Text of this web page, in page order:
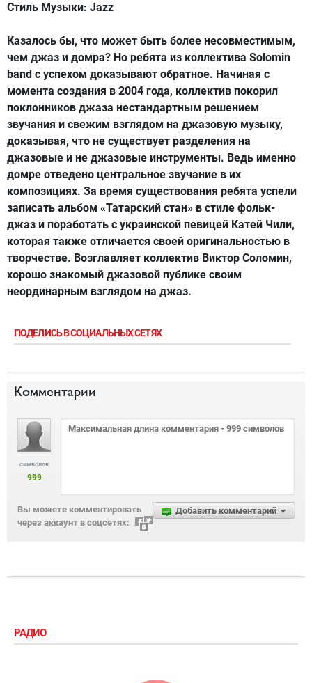
Стиль Музыки: Jazz
Казалось бы, что может быть более несовместимым,
чем джаз и домра? Но ребята из коллектива Solomin
band с успехом доказывают обратное. Начиная с
момента создания в 2004 года, коллектив покорил
поклонников джаза нестандартным решением
звучания и свежим взглядом на джазовую музыку,
доказывая, что не существует разделения на
джазовые и не джазовые инструменты. Ведь именно
домре отведено центральное звучание в их
композициях. За время существования ребята успели
записать альбом «Татарский стан» в стиле фольк-
джаз и поработать с украинской певицей Катей Чили,
которая также отличается своей оригинальностью в
творчестве. Возглавляет коллектив Виктор Соломин,
хорошо знакомый джазовой публике своим
неординарным взглядом на джаз.
ПОДЕЛИСЬ В СОЦИАЛЬНЫХ СЕТЯХ
Комментарии
символов
999
Добавить комментарий
Вы можете комментировать
через аккаунт в соцсетях:
РАДИО